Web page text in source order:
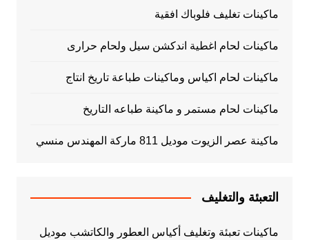
ماكينات تغليف فلوباك افقية
ماكينات لحام اغطية اندكشن سيل ولحام حرارى
ماكينات لحام اكياس وماكينات طباعة تاريخ انتاج
ماكينات لحام مستمر و ماكينة طباعه التاريخ
ماكينة عصر الزيوت موديل 811 ماركة المهندس منسي
التعبئة والتغليف
ماكينات تعبئة وتغليف أكياس العطور والكاتشب موديل